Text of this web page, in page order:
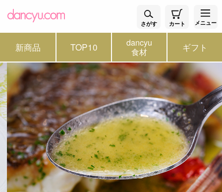
さがす カート メニュー
新商品 TOP10 dancyu
食材 ギフト